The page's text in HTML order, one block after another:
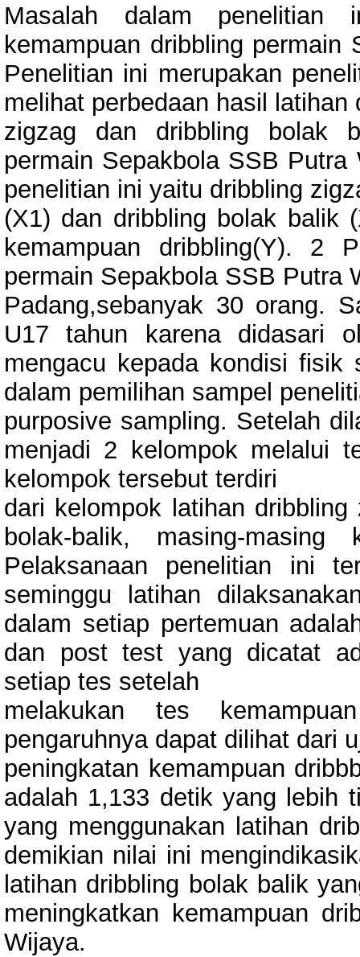
Masalah dalam penelitian
kemampuan dribbling permain
Penelitian ini merupakan
melihat perbedaan hasil latihan
zigzag dan dribbling bolak
permain Sepakbola SSB
penelitian ini yaitu dribbling
(X1) dan dribbling bolak balik
kemampuan dribbling(Y). 2
permain Sepakbola SSB Putra
Padang,sebanyak 30 orang.
U17 tahun karena didasari
mengacu kepada kondisi fisik
dalam pemilihan sampel
purposive sampling. Setelah
menjadi 2 kelompok melalui
kelompok tersebut terdiri
dari kelompok latihan
bolak-balik, masing-
Pelaksanaan penelitian ini
seminggu latihan
dalam setiap pertemuan
dan post test yang dicatat
setiap tes setelah
melakukan tes
pengaruhnya dapat dilihat dari
peningkatan kemampuan
adalah 1,133 detik yang lebih
yang menggunakan latihan
demikian nilai ini
latihan dribbling bolak balik
meningkatkan kemampuan
Wijaya.